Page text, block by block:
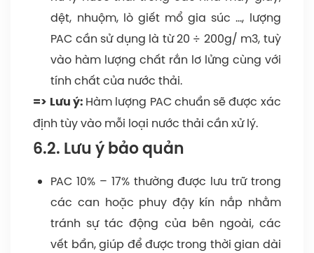
dệt, nhuộm, lò giết mổ gia súc …, lượng
PAC cần sử dụng là từ 20 ÷ 200g/ m3, tuỳ
vào hàm lượng chất rắn lơ lửng cùng với
tính chất của nước thải.
=> Lưu ý: Hàm lượng PAC chuẩn sẽ được xác
định tùy vào mỗi loại nước thải cần xử lý.
6.2. Lưu ý bảo quản
PAC 10% – 17% thường được lưu trữ trong
các can hoặc phuy đậy kín nắp nhằm
tránh sự tác động của bên ngoài, các
vết bẩn, giúp để được trong thời gian dài